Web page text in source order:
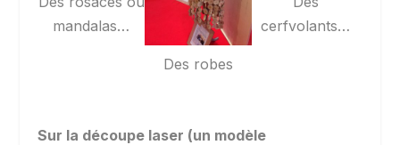
mandalas…
Des robes
cerfvolants…
Sur la découpe laser (un modèle